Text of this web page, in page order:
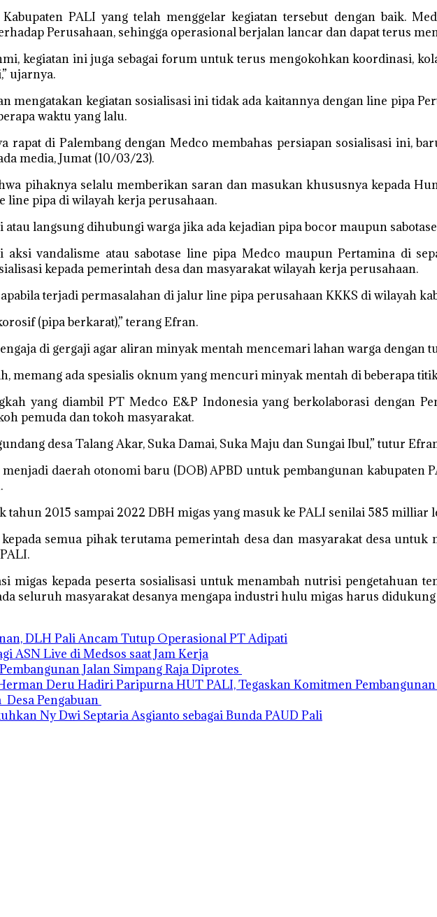
PALI yang telah menggelar kegiatan tersebut dengan baik.
Perusahaan, sehingga operasional berjalan lancar dan dapat terus
kegiatan ini juga sebagai forum untuk terus mengokohkan koordinasi,
ujarnya.
mengatakan kegiatan sosialisasi ini tidak ada kaitannya dengan line pipa
waktu yang lalu.
rapat di Palembang dengan Medco membahas persiapan sosialisasi ini,
media, Jumat (10/03/23).
pihaknya selalu memberikan saran dan masukan khususnya kepada
line pipa di wilayah kerja perusahaan.
langsung dihubungi warga jika ada kejadian pipa bocor maupun
aksi vandalisme atau sabotase line pipa Medco maupun Pertamina di
kepada pemerintah desa dan masyarakat wilayah kerja perusahaan.
terjadi permasalahan di jalur line pipa perusahaan KKKS di wilayah
(pipa berkarat),” terang Efran.
di gergaji agar aliran minyak mentah mencemari lahan warga dengan
memang ada spesialis oknum yang mencuri minyak mentah di beberapa
yang diambil PT Medco E&P Indonesia yang berkolaborasi dengan
pemuda dan tokoh masyarakat.
desa Talang Akar, Suka Damai, Suka Maju dan Sungai Ibul,” tutur
daerah otonomi baru (DOB) APBD untuk pembangunan kabupaten
tahun 2015 sampai 2022 DBH migas yang masuk ke PALI senilai 585 milliar
semua pihak terutama pemerintah desa dan masyarakat desa
migas kepada peserta sosialisasi untuk menambah nutrisi pengetahuan
seluruh masyarakat desanya mengapa industri hulu migas harus
DLH Pali Ancam Tutup Operasional PT Adipati
ASN Live di Medsos saat Jam Kerja
Jalan Simpang Raja Diprotes
Deru Hadiri Paripurna HUT PALI, Tegaskan Komitmen
Pengabuan
Ny Dwi Septaria Asgianto sebagai Bunda PAUD Pali